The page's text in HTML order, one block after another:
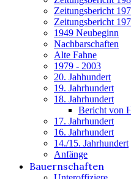
Zeitungsbericht
Zeitungsbericht
1949 Neubeginn
Nachbarschaften
Alte Fahne
1979 - 2003
20. Jahhundert
19. Jahrhundert
18. Jahrhundert
Bericht von
17. Jahrhundert
16. Jahrhundert
14./15. Jahrhundert
Anfänge
Bauernschaften